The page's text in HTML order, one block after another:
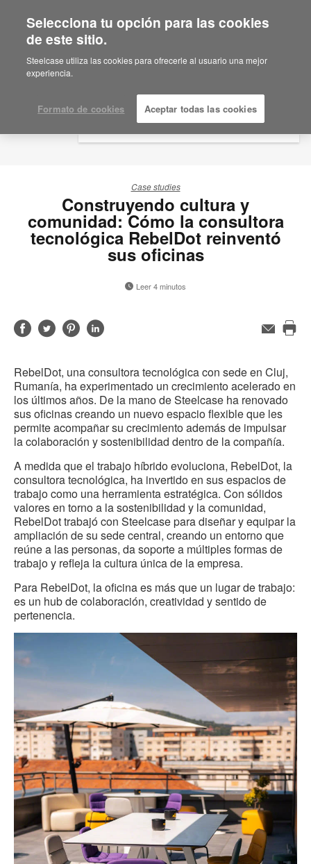
Are you in United States?
Would you like to see Products we sell in
your region?
English
Español
Case studies
Construyendo cultura y
comunidad: Cómo la consultora
tecnológica RebelDot reinventó
sus oficinas
Leer 4 minutos
Compartir
Compartir
Compartir
Compartir
in
Correo
RebelDot, una consultora tecnológica con sede en Cluj,
Rumanía, ha experimentado un crecimiento acelerado en
los últimos años. De la mano de Steelcase ha renovado
sus oficinas creando un nuevo espacio flexible que les
permite acompañar su crecimiento además de impulsar
la colaboración y sostenibilidad dentro de la compañía.
A medida que el trabajo híbrido evoluciona, RebelDot, la
consultora tecnológica, ha invertido en sus espacios de
trabajo como una herramienta estratégica. Con sólidos
valores en torno a la sostenibilidad y la comunidad,
RebelDot trabajó con Steelcase para diseñar y equipar la
ampliación de su sede central, creando un entorno que
reúne a las personas, da soporte a múltiples formas de
trabajo y refleja la cultura única de la empresa.
Para RebelDot, la oficina es más que un lugar de trabajo:
es un hub de colaboración, creatividad y sentido de
pertenencia.
Selecciona tu opción para las cookies
de este sitio.
Steelcase utiliza las cookies para ofrecerle al usuario una mejor
experiencia.
Formato de cookies Aceptar todas las cookies